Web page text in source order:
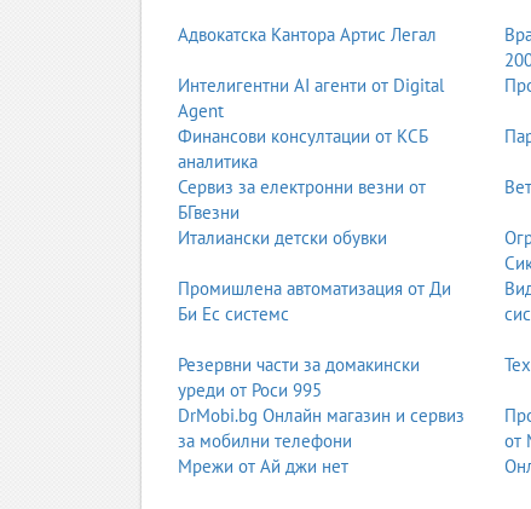
парктроници, камери, багажници, стойки,
подходяща за собственици на автомобили,
3. Автоаларми
Автоалармите и системите за сигурност
дистанционно управление и професионален
ключов фактор за всеки автомобилен
4. Автоклиматици
Автоклиматичните услуги включват
автомобили, камиони, автобуси и
пътниците.
Автокъщите предлагат нови и употребявани
бюджетни автомобили до премиум и
за техническото състояние и историята на
6. Автомивки
Адвокатска Кантора Артис Легал
Интелигентни AI агенти от Digital
Agent
Финансови консултации от КСБ
аналитика
Сервиз за електронни везни от
БГвезни
Италиански детски обувки
Промишлена автоматизация от Ди
Би Ес системс
Резервни части за домакински
уреди от Роси 995
DrMobi.bg Онлайн магазин и сервиз
за мобилни телефони
от
Мрежи от Ай джи нет